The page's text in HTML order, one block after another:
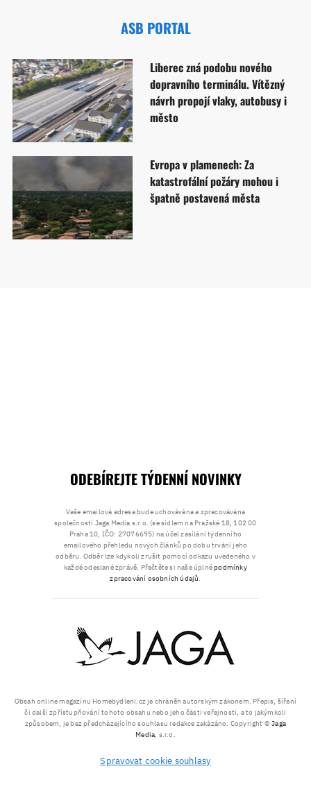
ASB PORTAL
Liberec zná podobu nového
dopravního terminálu. Vítězný
návrh propojí vlaky, autobusy i
město
Evropa v plamenech: Za
katastrofální požáry mohou i
špatně postavená města
Obsah online magazínu Homebydleni.cz je chráněn autorským zákonem. Přepis, šíření
či další zpřístupňování tohoto obsahu nebo jeho části veřejnosti, a to jakýmkoli
způsobem, je bez předcházejícího souhlasu redakce zakázáno. Copyright ©Jaga
Media, s.r.o.
Spravovat cookie souhlasy
ODEBÍREJTE TÝDENNÍ NOVINKY
Vaše emailová adresa bude uchovávána a zpracovávána
společností Jaga Media s.r.o. (se sídlem na Pražské 18, 102 00
Praha 10, IČO: 27076695) na účel zasílání týdenního
emailového přehledu nových článků po dobu trvání jeho
odběru. Odběr lze kdykoli zrušit pomocí odkazu uvedeného v
každé odeslané zprávě. Přečtěte si naše úplnépodmínky
zpracování osobních údajů.